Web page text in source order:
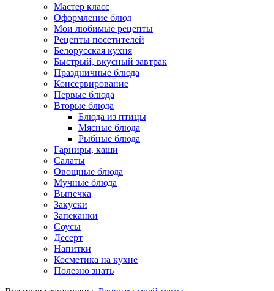
Мастер класс
Оформление блюд
Мои любимые рецепты
Рецепты посетителей
Белорусская кухня
Быстрый, вкусный завтрак
Праздничные блюда
Консервирование
Первые блюда
Вторые блюда
Блюда из птицы
Мясные блюда
Рыбные блюда
Гарниры, каши
Салаты
Овощные блюда
Мучные блюда
Выпечка
Закуски
Запеканки
Соусы
Десерт
Напитки
Косметика на кухне
Полезно знать